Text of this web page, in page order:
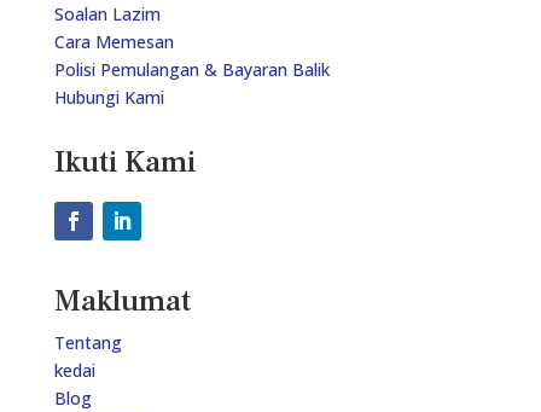
Soalan Lazim
Cara Memesan
Polisi Pemulangan & Bayaran Balik
Hubungi Kami
Ikuti Kami
Maklumat
Tentang
kedai
Blog